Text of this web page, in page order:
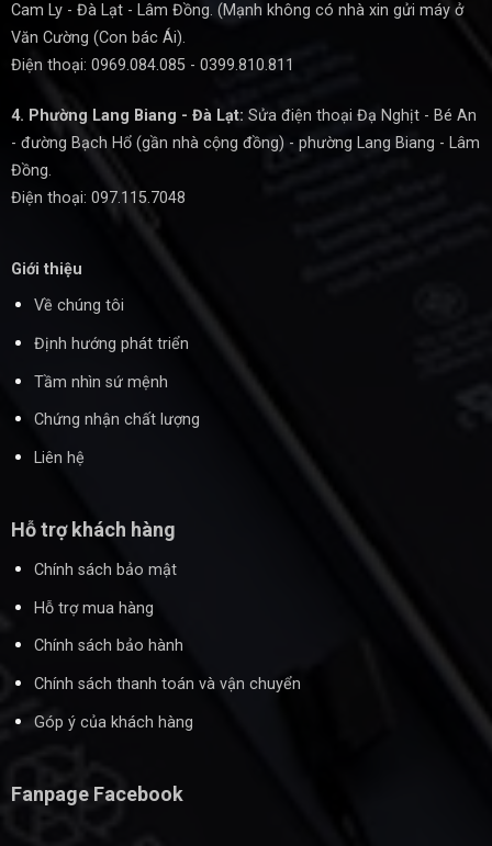
Cam Ly - Đà Lạt - Lâm Đồng. (Mạnh không có nhà xin gửi máy ở
Văn Cường (Con bác Ái).
Điện thoại: 0969.084.085 - 0399.810.811
4. Phường Lang Biang - Đà Lạt: Sửa điện thoại Đạ Nghịt - Bé An
- đường Bạch Hổ (gần nhà cộng đồng) - phường Lang Biang - Lâm
Đồng.
Điện thoại: 097.115.7048
Giới thiệu
Về chúng tôi
Định hướng phát triển
Tầm nhìn sứ mệnh
Chứng nhận chất lượng
Liên hệ
Hỗ trợ khách hàng
Chính sách bảo mật
Hỗ trợ mua hàng
Chính sách bảo hành
Chính sách thanh toán và vận chuyển
Góp ý của khách hàng
Fanpage Facebook